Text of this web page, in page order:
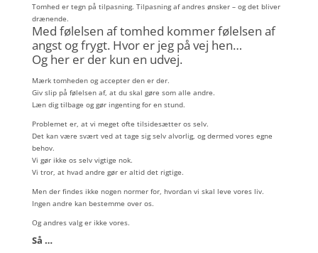
Tomhed er tegn på tilpasning. Tilpasning af andres ønsker – og det bliver
drænende.
Med følelsen af tomhed kommer følelsen af
angst og frygt. Hvor er jeg på vej hen…
Og her er der kun en udvej.
Mærk tomheden og accepter den er der.
Giv slip på følelsen af, at du skal gøre som alle andre.
Læn dig tilbage og gør ingenting for en stund.
Problemet er, at vi meget ofte tilsidesætter os selv.
Det kan være svært ved at tage sig selv alvorlig, og dermed vores egne
behov.
Vi gør ikke os selv vigtige nok.
Vi tror, at hvad andre gør er altid det rigtige.
Men der findes ikke nogen normer for, hvordan vi skal leve vores liv.
Ingen andre kan bestemme over os.
Og andres valg er ikke vores.
Så …